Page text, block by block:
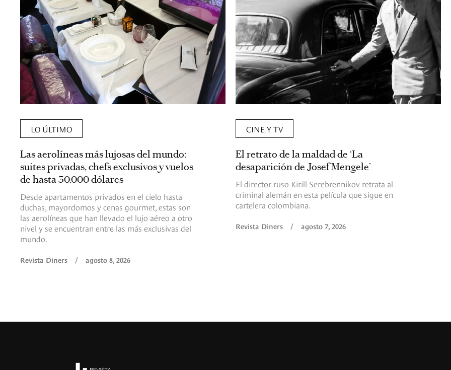
LO ÚLTIMO
Las aerolíneas más lujosas del mundo:
suites privadas, chefs exclusivos y vuelos
de hasta 30.000 dólares
Desde apartamentos privados en el cielo hasta
duchas, mayordomos y cenas gourmet, estas son
las aerolíneas que han llevado el lujo aéreo a otro
nivel y se encuentran entre las más exclusivas del
mundo.
Revista Diners / agosto 8, 2026
CINE Y TV
El retrato de la maldad de ‘La
desaparición de Josef Mengele’
El director ruso Kirill Serebrennikov retrata al
criminal alemán en esta película que sigue en
cartelera colombiana.
Revista Diners / agosto 7, 2026